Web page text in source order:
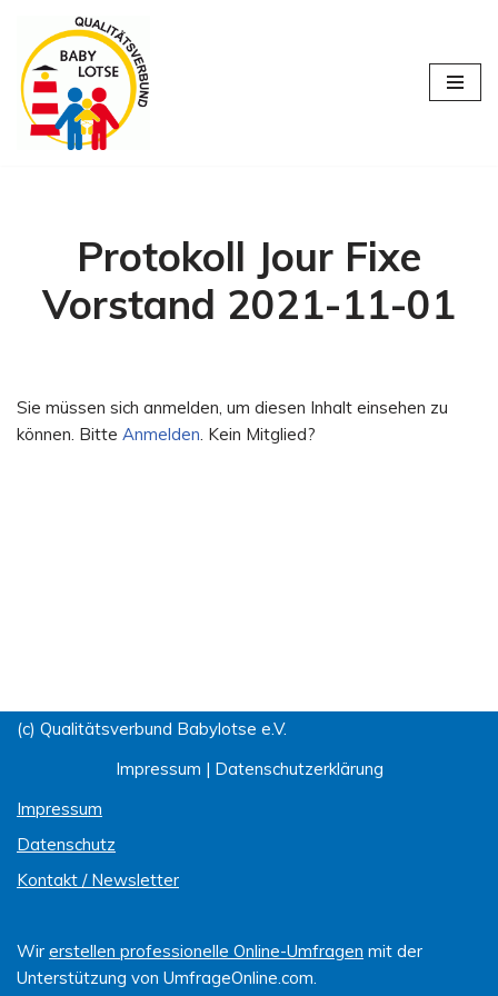
Zum
Inhalt
springen
Protokoll Jour Fixe
Vorstand 2021-11-01
Sie müssen sich anmelden, um diesen Inhalt einsehen zu
können. Bitte Anmelden. Kein Mitglied?
(c) Qualitätsverbund Babylotse e.V.
Impressum | Datenschutzerklärung
Impressum
Datenschutz
Kontakt / Newsletter
Wir erstellen professionelle Online-Umfragen mit der
Unterstützung von UmfrageOnline.com.